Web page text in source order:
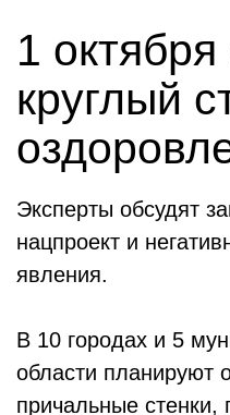
1
круглый
Эксперты обсудят
нацпроект и
явления.
В 10 городах и 5
области планируют
причальные стенки,